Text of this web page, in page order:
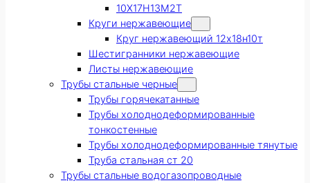
10Х17Н13М2Т
Круги нержавеющие
Круг нержавеющий 12х18н10т
Шестигранники нержавеющие
Листы нержавеющие
Трубы стальные черные
Трубы горячекатанные
Трубы холоднодеформированные
тонкостенные
Трубы холоднодеформированные тянутые
Труба стальная ст 20
Трубы стальные водогазопроводные